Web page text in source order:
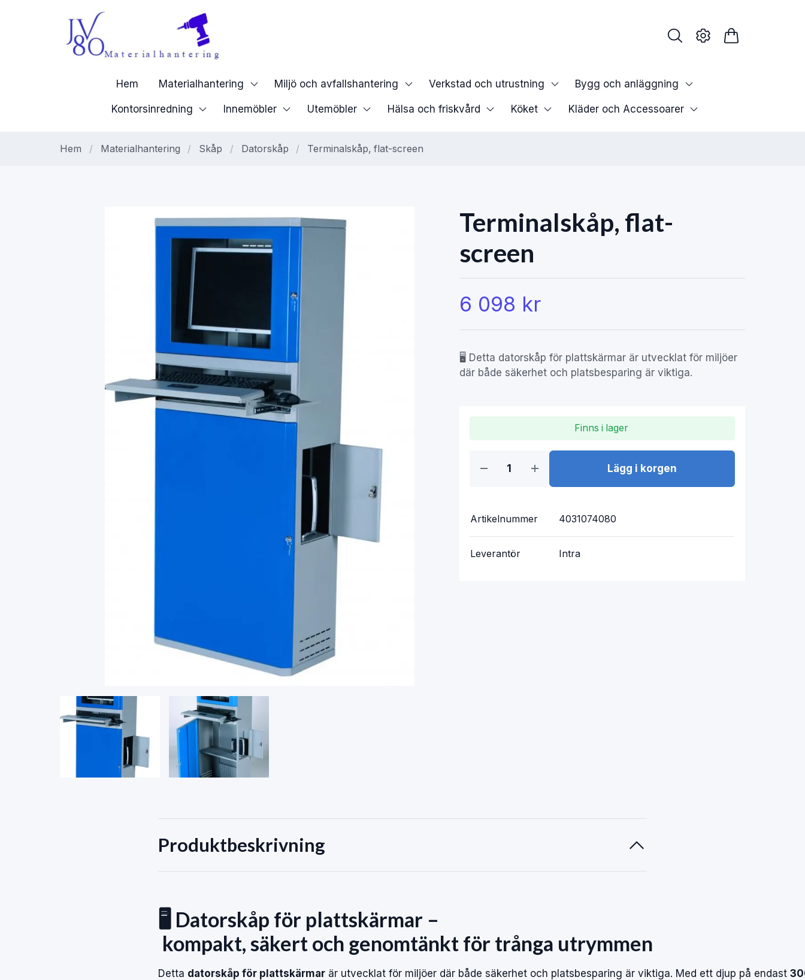
Hem Materialhantering Miljö och avfallshantering Verkstad och utrustning Bygg och anläggning
Kontorsinredning Innemöbler Utemöbler Hälsa och friskvård Köket Kläder och Accessoarer
Hem / Materialhantering / Skåp / Datorskåp / Terminalskåp, flat-screen
Terminalskåp, flat-
screen
6 098 kr
🖥️ Detta datorskåp för plattskärmar är utvecklat för miljöer
där både säkerhet och platsbesparing är viktiga.
Finns i lager
Lägg i korgen
Artikelnummer 4031074080
Leverantör Intra
Produktbeskrivning
🖥️ Datorskåp för plattskärmar –
kompakt,säkert och genomtänkt förtrånga utrymmen
Detta datorskåp för plattskärmar är utvecklat för miljöer där både säkerhet och platsbesparing är viktiga. Med ett djup på endast